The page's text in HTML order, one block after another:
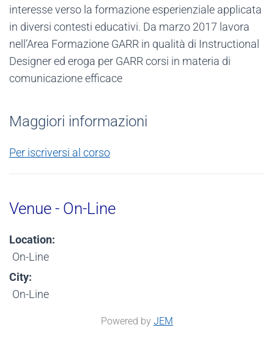
interesse verso la formazione esperienziale applicata
in diversi contesti educativi. Da marzo 2017 lavora
nell’Area Formazione GARR in qualità di Instructional
Designer ed eroga per GARR corsi in materia di
comunicazione efficace
Maggiori informazioni
Per iscriversi al corso
Venue - On-Line
Location:
On-Line
City:
On-Line
Powered by JEM